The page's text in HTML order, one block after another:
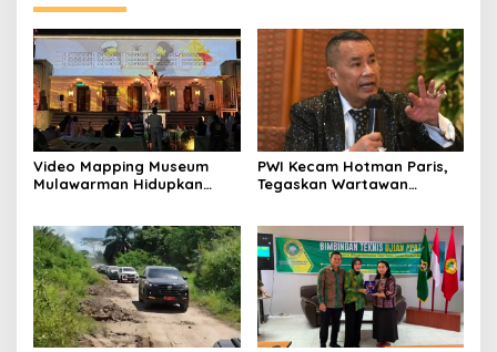
Video Mapping Museum
Mulawarman Hidupkan
PWI Kecam Hotman Paris,
Tegaskan Wartawan